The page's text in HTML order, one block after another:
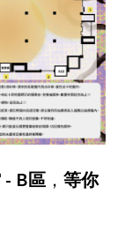
- B區 ，等你